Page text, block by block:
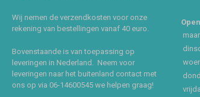
Wij nemen de verzendkosten voor onze
rekening van bestellingen vanaf 40 euro.
Bovenstaande is van toepassing op
leveringen in Nederland. Neem voor
leveringen naar het buitenland contact met
ons op via 06-14600545 we helpen graag!